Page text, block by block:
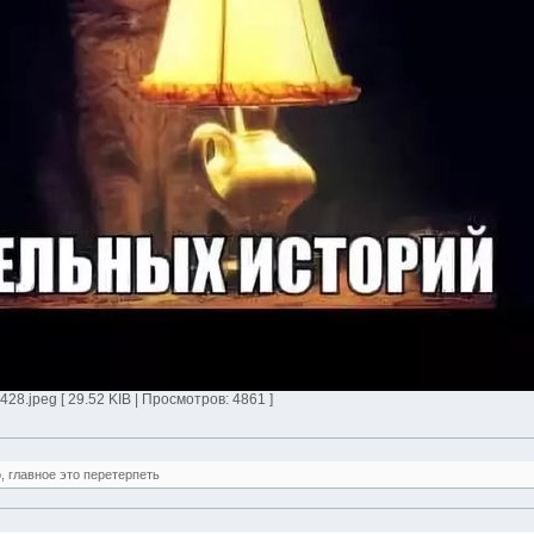
[ 29.52 KIB | Просмотров: 4861 ]
это перетерпеть